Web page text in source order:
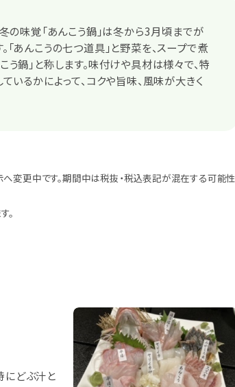
の味覚「あんこう鍋」は冬から3月頃までが
「あんこうの七つ道具」と野菜を、スープで煮
う鍋」と称します。味付けや具材は様々で、特
いるかによって、コクや旨味、風味が大きく
変更中です。期間中は税抜・税込表記が混在する可能性
。
にどぶ汁と